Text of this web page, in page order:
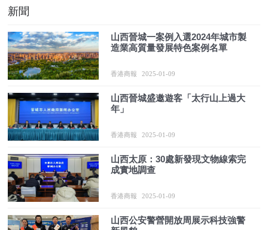
新聞
山西晉城一案例入選2024年城市製
造業高質量發展特色案例名單
香港商報 2025-01-09
山西晉城盛邀遊客「太行山上過大
年」
香港商報 2025-01-09
山西太原：30處新發現文物線索完
成實地調查
香港商報 2025-01-09
山西公安警營開放周展示科技強警